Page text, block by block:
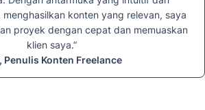
konten yang relevan, saya
proyek dengan cepat dan memuaskan
klien saya.”
Penulis Konten Freelance